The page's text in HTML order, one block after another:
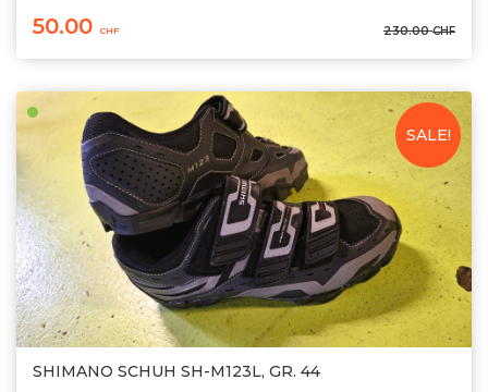
50.00 CHF 230.00 CHF
SALE!
SHIMANO SCHUH SH-M123L, GR. 44